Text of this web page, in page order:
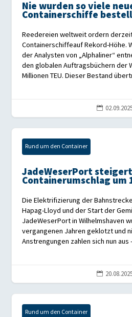
Nie wurden so viele
Containerschiffe
Reedereien weltweit ordern
Containerschiffeauf Rekord-Höhe.
der Analysten von „Alphaliner“
den globalen Auftragsbüchern der
Millionen TEU. Dieser Bestand

Rund um den Container
JadeWeserPort steigert
Containerumschlag um
Die Elektrifizierung der
Hapag-Lloyd und der Start der
JadeWeserPort in Wilhelmshaven
vergangenen Jahren geklotzt und
Anstrengungen zahlen sich nun aus

Rund um den Container